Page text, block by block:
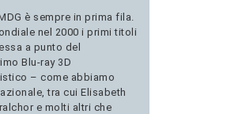
è sempre in prima fila.
nel 2000 i primi titoli
a punto del
Blu-ray 3D
– come abbiamo
tra cui Elisabeth
e molti altri che